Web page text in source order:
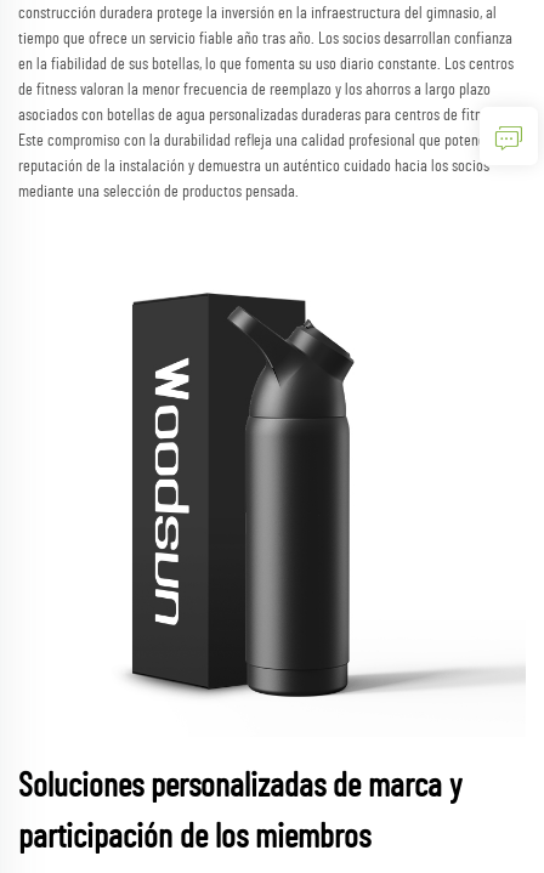
construcción duradera protege la inversión en la infraestructura del gimnasio, al
tiempo que ofrece un servicio fiable año tras año. Los socios desarrollan confianza
en la fiabilidad de sus botellas, lo que fomenta su uso diario constante. Los centros
de fitness valoran la menor frecuencia de reemplazo y los ahorros a largo plazo
asociados con botellas de agua personalizadas duraderas para centros de fitness.
Este compromiso con la durabilidad refleja una calidad profesional que potencia la
reputación de la instalación y demuestra un auténtico cuidado hacia los socios
mediante una selección de productos pensada.
Soluciones personalizadas de marca y
participación de los miembros